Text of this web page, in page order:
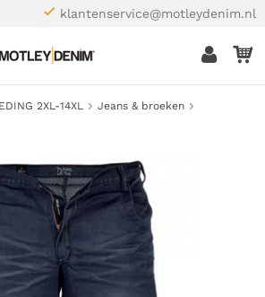
klantenservice@motleydenim.nl
2XL-14XL
Jeans & broeken